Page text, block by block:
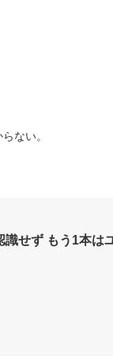
ない。
識せず もう1本は